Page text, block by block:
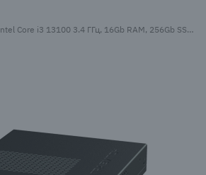
Неттоп Гравитон Д15И, Intel Core i3 13100 3.4 ГГц, 16Gb RAM, 256Gb SSD, Wi-Fi, BT, без ОС, черный, клавиатура, мышь (208422) Внесен в реестр Минпромторга РФ